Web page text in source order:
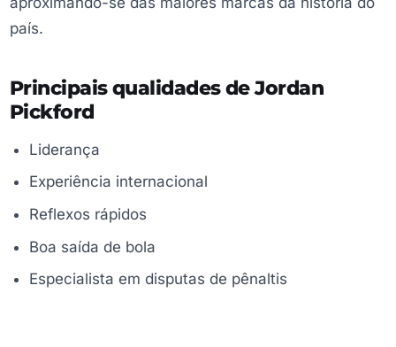
país.
Principais qualidades de Jordan
Pickford
Liderança
Experiência internacional
Reflexos rápidos
Boa saída de bola
Especialista em disputas de pênaltis